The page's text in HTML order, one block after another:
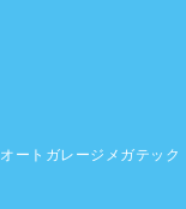
オートガレージメガテック